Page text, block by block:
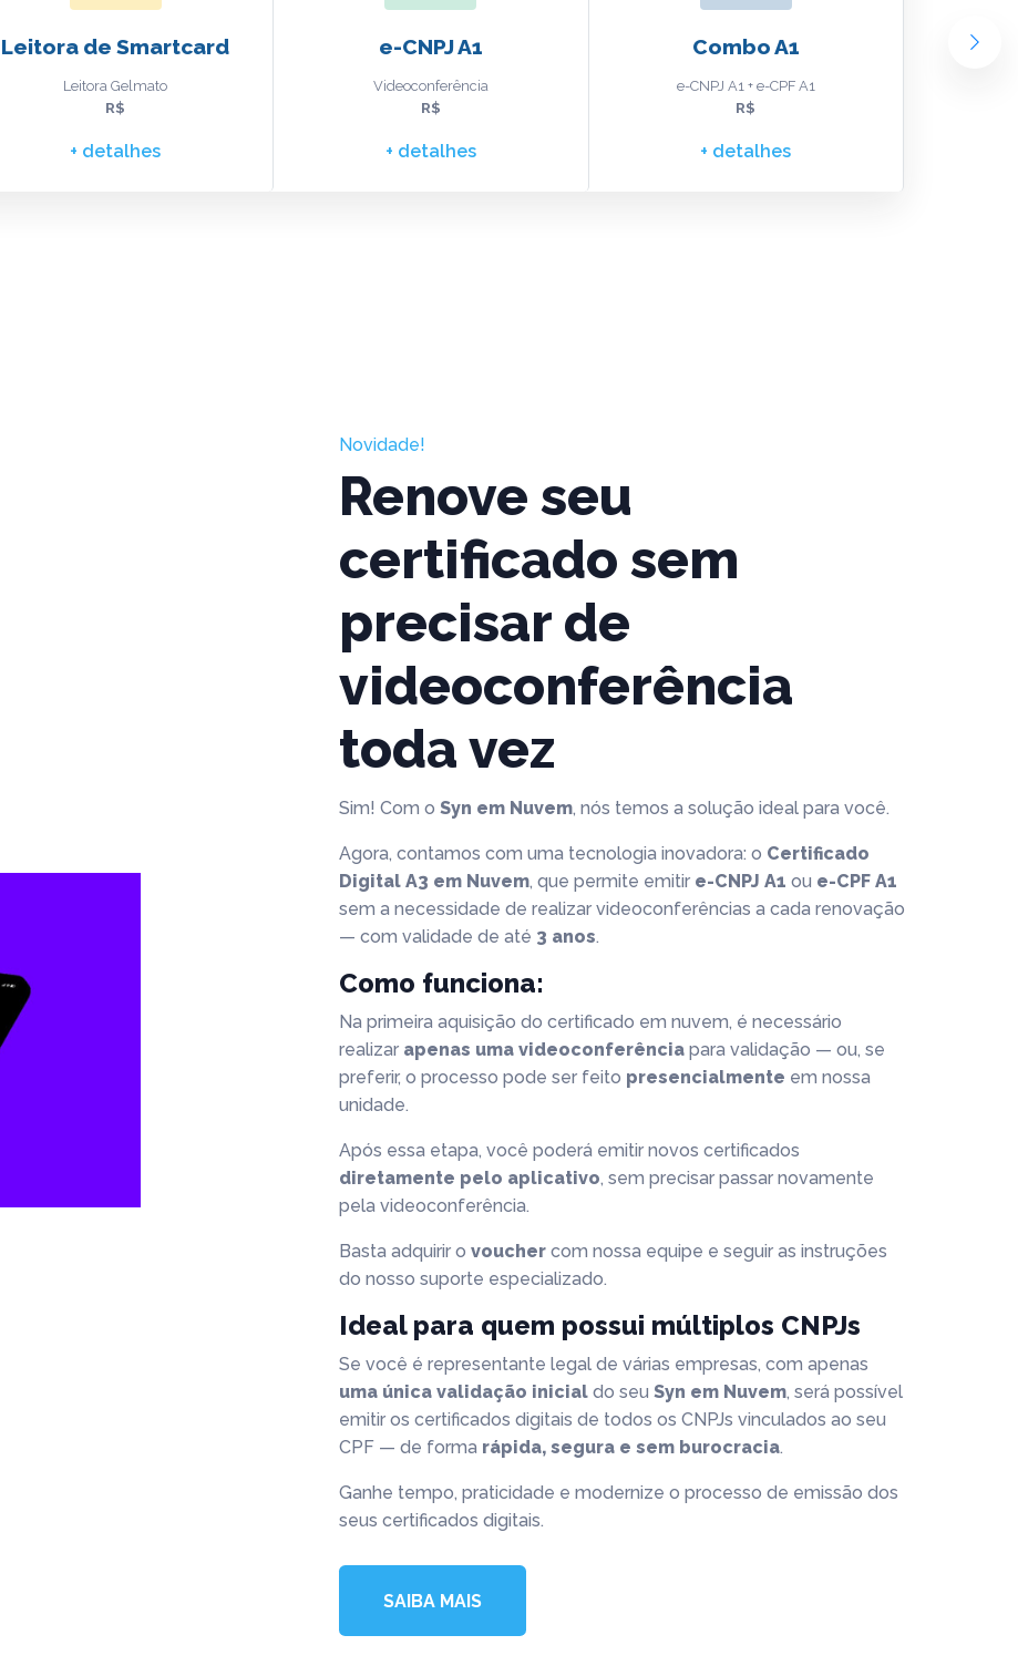
Leitora de Smartcard
Leitora Gelmato
R$
+ detalhes
e-CNPJ A1
Videoconferência
R$
+ detalhes
Combo A1
e-CNPJ A1 + e-CPF A1
R$
+ detalhes
Novidade!
Renove seu
certificado sem
precisar de
videoconferência
toda vez
Sim! Com o Syn em Nuvem, nós temos a solução ideal para você.
Agora, contamos com uma tecnologia inovadora: o Certificado
Digital A3 em Nuvem, que permite emitir e-CNPJ A1 ou e-CPF A1
sem a necessidade de realizar videoconferências a cada renovação
— com validade de até 3 anos.
Como funciona:
Na primeira aquisição do certificado em nuvem, é necessário
realizar apenas uma videoconferênciapara validação — ou, se
preferir, o processo pode ser feito presencialmente em nossa
unidade.
Após essa etapa, você poderá emitir novos certificados
diretamente pelo aplicativo, sem precisar passar novamente
pela videoconferência.
Basta adquirir o vouchercom nossa equipe e seguir as instruções
do nosso suporte especializado.
Ideal para quem possui múltiplos CNPJs
Se você é representante legal de várias empresas, com apenas
uma única validação inicialdo seu Syn em Nuvem, será possível
emitir os certificados digitais de todos os CNPJs vinculados ao seu
CPF — de forma rápida, segura e sem burocracia.
Ganhe tempo, praticidade e modernize o processo de emissão dos
seus certificados digitais.
SAIBA MAIS